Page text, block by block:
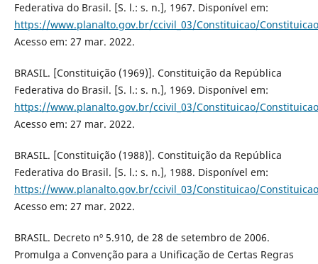
Federativa do Brasil. [S. l.: s. n.], 1967. Disponível em:
https://www.planalto.gov.br/ccivil_03/Constituicao/
Acesso em: 27 mar. 2022.
BRASIL. [Constituição (1969)]. Constituição da República
Federativa do Brasil. [S. l.: s. n.], 1969. Disponível em:
https://www.planalto.gov.br/ccivil_03/Constituicao/
Acesso em: 27 mar. 2022.
BRASIL. [Constituição (1988)]. Constituição da República
Federativa do Brasil. [S. l.: s. n.], 1988. Disponível em:
https://www.planalto.gov.br/ccivil_03/Constituicao/
Acesso em: 27 mar. 2022.
BRASIL. Decreto nº 5.910, de 28 de setembro de 2006.
Promulga a Convenção para a Unificação de Certas Regras